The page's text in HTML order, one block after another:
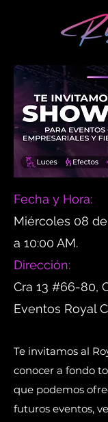
Fecha y Hora:
Miércoles 08
a 10:00 AM.
Dirección:
Cra 13 #66-80,
Eventos Royal
Te invitamos al
conocer a fondo
que podemos
futuros eventos,